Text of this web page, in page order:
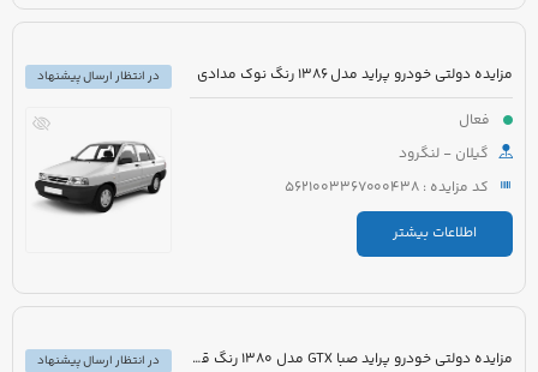
مزایده دولتی خودرو پراید مدل 1386 رنگ نوک مدادی
فعال
گیلان - لنگرود
کد مزایده : 5621003367000438
اطلاعات بیشتر
در انتظار ارسال پیشنهاد
مزایده دولتی خودرو پراید صبا GTX مدل 1380 رنگ قرمز
در انتظار ارسال پیشنهاد